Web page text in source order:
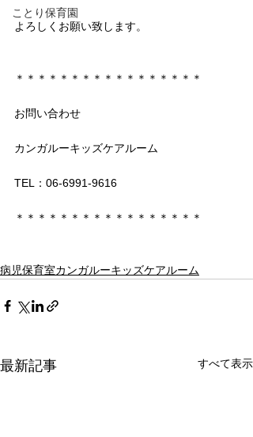
ことり保育園
よろしくお願い致します。
＊＊＊＊＊＊＊＊＊＊＊＊＊＊＊＊＊
お問い合わせ
カンガルーキッズケアルーム
TEL：06-6991-9616
＊＊＊＊＊＊＊＊＊＊＊＊＊＊＊＊＊
病児保育室カンガルーキッズケアルーム
最新記事 すべて表示